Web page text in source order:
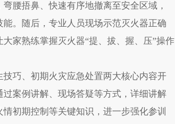
腰捂鼻、快速有序地撤离至安全区域，
。随后，专业人员现场示范灭火器正确
家熟练掌握灭火器“提、拔、握、压”操作
巧、初期火灾应急处置两大核心内容开
案例讲解、现场答疑等方式，详细讲解
初期控制等关键知识，进一步强化参训